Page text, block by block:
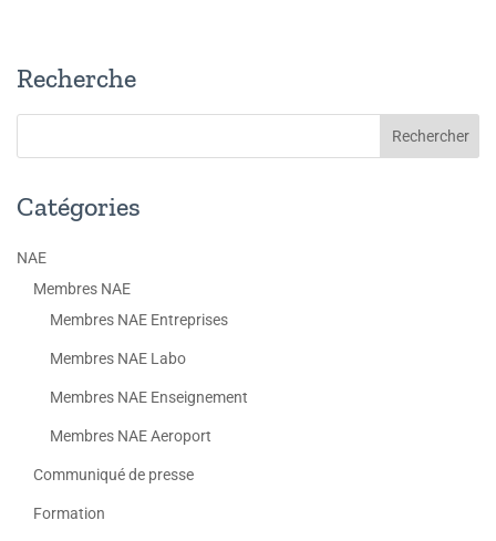
Recherche
Catégories
NAE
Membres NAE
Membres NAE Entreprises
Membres NAE Labo
Membres NAE Enseignement
Membres NAE Aeroport
Communiqué de presse
Formation